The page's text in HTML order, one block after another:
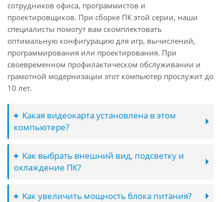
сотрудников офиса, программистов и
проектировщиков. При сборке ПК этой серии, наши
специалисты помогут вам скомплектовать
оптимальную конфигурацию для игр, вычислений,
программирования или проектирования. При
своевременном профилактическом обслуживании и
грамотной модернизации этот компьютер прослужит до
10 лет.
Какая видеокарта установлена в этом
компьютере?
Как выбрать внешний вид, подсветку и
охлаждение ПК?
Как увеличить мощность блока питания?